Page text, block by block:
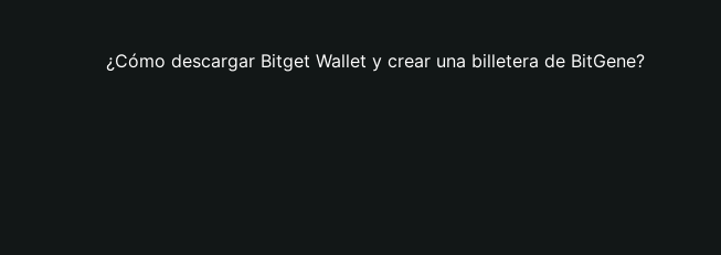
¿Cómo descargar Bitget Wallet y crear una billetera de BitGene?